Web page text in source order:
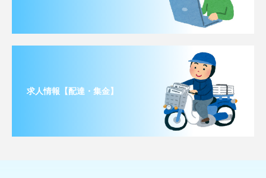
求人情報【配達・集金】